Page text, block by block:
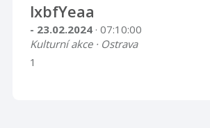
lxbfYeaa
- 23.02.2024 · 07:10:00
Kulturní akce · Ostrava
1